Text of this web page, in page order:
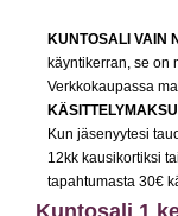
KUNTOSALI VAIN
käyntikerran, se on
Verkkokaupassa
Kun jäsenyytesi
12kk kausikortiksi
tapahtumasta 30€